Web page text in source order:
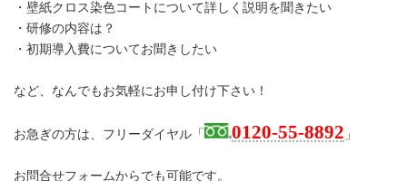
・壁紙クロス染色コートについて詳しく説明を聞きたい
・研修の内容は？
・初期導入費についてお聞きしたい
など、なんでもお気軽にお申し付け下さい！
お急ぎの方は、フリーダイヤル「 0120-55-8892 」
お問合せフォームからでも可能です。